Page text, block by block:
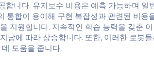
니다. 유지보수 비용은 예측 가능하며 일
합이 용이해 구현 복잡성과 관련된 비용
지원합니다. 지속적인 학습 능력을 갖춘
에 따라 상승합니다. 또한, 이러한 로봇
도움을 줍니다.